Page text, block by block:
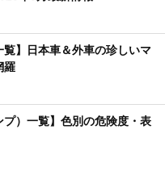
覧】日本車＆外車の珍しいマ
羅
プ）一覧】色別の危険度・表